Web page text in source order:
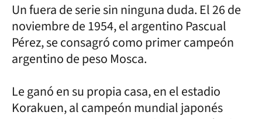
Un fuera de serie sin ninguna duda. El 26 de
noviembre de 1954, el argentino Pascual
Pérez, se consagró como primer campeón
argentino de peso Mosca.
Le ganó en su propia casa, en el estadio
Korakuen, al campeón mundial japonés